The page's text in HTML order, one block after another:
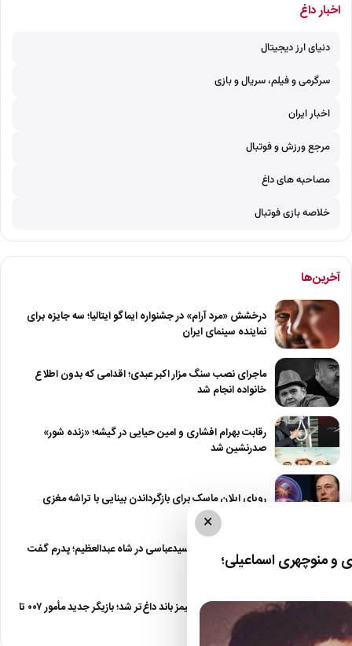
اخبار داغ
دنیای ارز دیجیتال
سرگرمی و فیلم، سریال و بازی
اخبار ایران
مرجع ورزش و فوتبال
مصاحبه های داغ
خلاصه بازی فوتبال
آخرین‌ها
درخشش «مرد آرام» در جشنواره ایماگو ایتالیا؛ سه جایزه برای
نماینده سینمای ایران
ماجرای نصب سنگ مزار اکبر عبدی؛ اقدامی که بدون اطلاع
خانواده انجام شد
رقابت بهرام افشاری و امین حیایی در گیشه؛ «زنده شور»
صدرنشین شد
رویای ایلان ماسک برای بازگرداندن بینایی با تراشه مغزی
درگیری شدید داود سیدعباسی در شاه عبدالعظیم؛ پدرم گفت
طرف مُرد!
رقابت برای نقش جیمز باند داغ‌تر شد؛ بازیگر جدید مأمور ۰۰۷ تا
پایان…
×
منوچهری اسماعیلی؛